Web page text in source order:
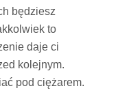
będziesz
to
daje ci
kolejnym.
pod ciężarem.